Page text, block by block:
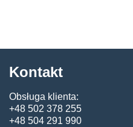
Kontakt
Obsługa klienta:
+48 502 378 255
+48 504 291 990